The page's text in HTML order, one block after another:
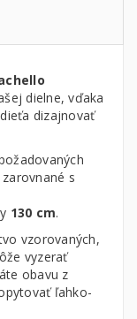
dielne, vďaka
dizajnovať
s
130 cm.
vzorovaných,
vyzerať
obavu z
ľahko-